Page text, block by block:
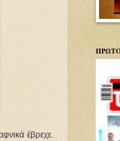
έβρεχε.